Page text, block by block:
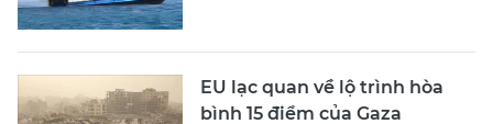
EU lạc quan về lộ trình hòa
bình 15 điểm của Gaza